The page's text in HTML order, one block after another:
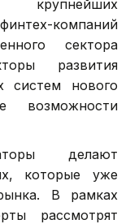
крупнейших
компаний
сектора
развития
систем нового
возможности
делают
которые уже
В рамках
рассмотрят